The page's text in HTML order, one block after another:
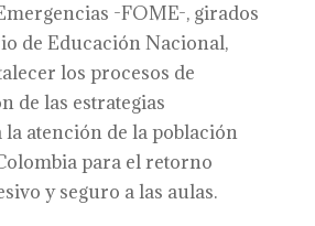
-FOME-, girados
de Educación Nacional,
los procesos de
de las estrategias
la atención de la población
para el retorno
y seguro a las aulas.